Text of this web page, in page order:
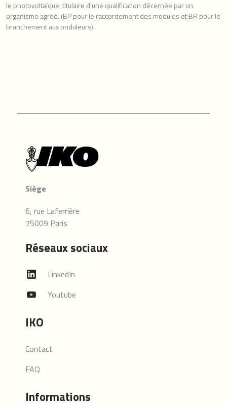
le photovoltaïque, titulaire d’une qualification décernée par un
organisme agréé. (BP pour le raccordement des modules et BR pour le
branchement aux onduleurs).
Siège
6, rue Laferrière
75009 Paris
Réseaux sociaux
LinkedIn
Youtube
IKO
Contact
FAQ
Informations